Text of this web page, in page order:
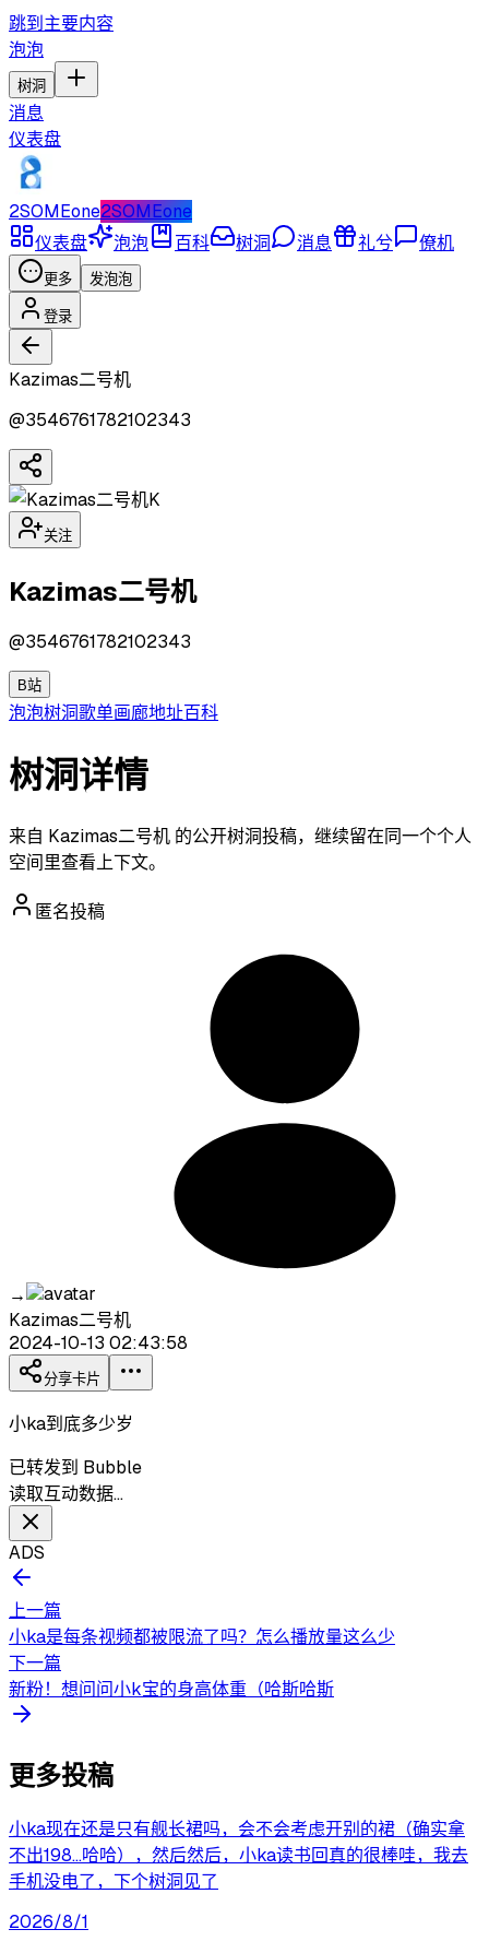
跳到主要内容
泡泡
树洞
消息
仪表盘
2SOMEone2SOMEone
仪表盘
泡泡 百科 树洞 消息 礼兮 僚机
更多 发泡泡
登录
Kazimas二号机
@3546761782102343
K
关注
Kazimas二号机
@3546761782102343
B站
泡泡树洞歌单画廊地址百科
树洞详情
来自 Kazimas二号机 的公开树洞投稿，继续留在同一个个人
空间里查看上下文。
匿名投稿
→
Kazimas二号机
2024-10-13 02:43:58
分享卡片
小ka到底多少岁
已转发到 Bubble
读取互动数据…
ADS
上一篇
小ka是每条视频都被限流了吗？怎么播放量这么少
下一篇
新粉！想问问小k宝的身高体重（哈斯哈斯
更多投稿
小ka现在还是只有舰长裙吗，会不会考虑开别的裙（确实拿
不出198…哈哈），然后然后，小ka读书回真的很棒哇，我去
手机没电了，下个树洞见了
2026/8/1